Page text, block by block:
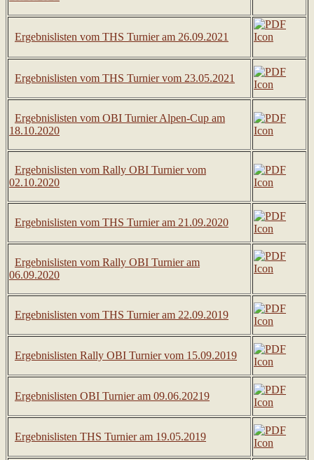
Ergebnislisten vom THS Turnier am 26.09.2021
Ergebnislisten vom THS Turnier vom 23.05.2021
Ergebnislisten vom OBI Turnier Alpen-Cup am
18.10.2020
Ergebnislisten vom Rally OBI Turnier vom
02.10.2020
Ergebnislisten vom THS Turnier am 21.09.2020
Ergebnislisten vom Rally OBI Turnier am
06.09.2020
Ergebnislisten vom THS Turnier am 22.09.2019
Ergebnislisten Rally OBI Turnier vom 15.09.2019
Ergebnislisten OBI Turnier am 09.06.20219
Ergebnislisten THS Turnier am 19.05.2019